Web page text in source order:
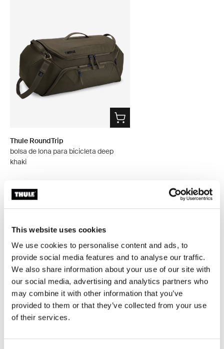
This website uses cookies
We use cookies to personalise content and ads, to
provide social media features and to analyse our traffic.
We also share information about your use of our site with
our social media, advertising and analytics partners who
may combine it with other information that you’ve
provided to them or that they’ve collected from your use
of their services.
Thule RoundTrip
bolsa de lona para bicicleta deep
khaki
Toggle overview
Descripción del producto
Toggle features
Todas las características
Toggle techspec
Especificaciones técnicas
Toggle guides and instructions
Instrucciones